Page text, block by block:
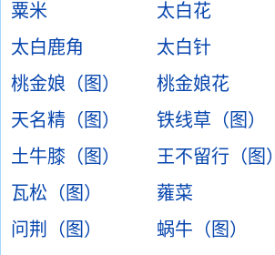
粟米
太白花
太白鹿角
太白针
桃金娘（图）
桃金娘花
天名精（图）
铁线草（图）
土牛膝（图）
王不留行（图）
瓦松（图）
蕹菜
问荆（图）
蜗牛（图）